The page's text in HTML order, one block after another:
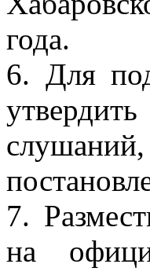
года.
6. Для
7.
на